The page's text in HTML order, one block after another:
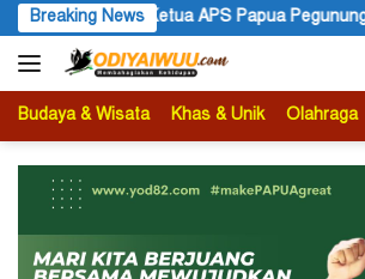
Langsung
ke
konten
Breaking News
APS Papua Pegunungan Sonni Lokobal:
Budaya & Wisata Khas & Unik Olahraga